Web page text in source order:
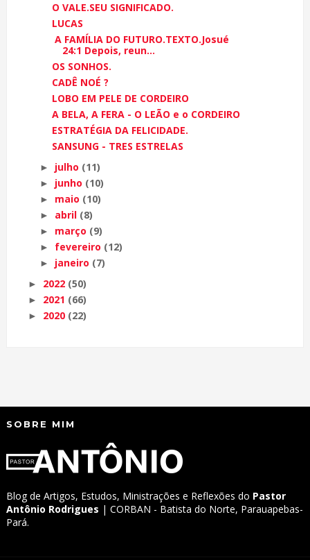
O VALE.SEU SIGNIFICADO.
LUCAS
A FAMÍLIA DO FUTURO.TEXTO.Josué
24:1 Depois, reun...
OS SONHOS.
CADÊ NOÉ ?
LOBO EM PELE DE CORDEIRO
A BELA, A FERA - O LEÃO e o CORDEIRO
ESTRATÉGIA DA FELICIDADE.
SANSUNG - TRES ESTRELAS
► julho (11)
► junho (10)
► maio (10)
► abril (8)
► março (9)
► fevereiro (12)
► janeiro (7)
► 2022 (50)
► 2021 (66)
► 2020 (22)
SOBRE MIM
Blog de Artigos, Estudos, Ministrações e Reflexões do Pastor
Antônio Rodrigues | CORBAN - Batista do Norte, Parauapebas-
Pará.